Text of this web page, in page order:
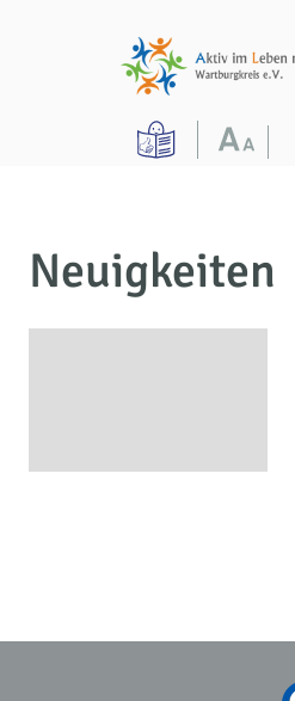
Neuigkeiten